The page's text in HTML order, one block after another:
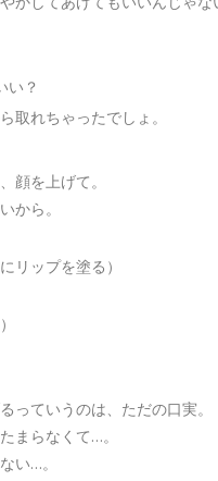
い？
取れちゃったでしょ。
顔を上げて。
から。
リップを塗る）
っていうのは、ただの口実。
まらなくて…。
い…。